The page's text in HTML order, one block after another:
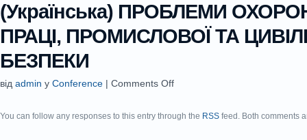
(Українська) ПРОБЛЕМИ
ПРАЦІ, ПРОМИСЛОВОЇ ТА
БЕЗПЕКИ
від admin у Conference | Comments Off
You can follow any responses to this entry through the RSS feed. Both comments